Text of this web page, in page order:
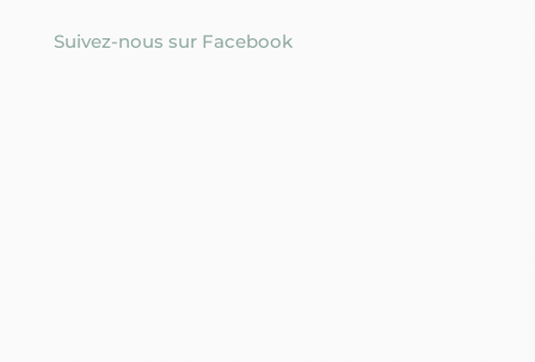
Suivez-nous sur Facebook